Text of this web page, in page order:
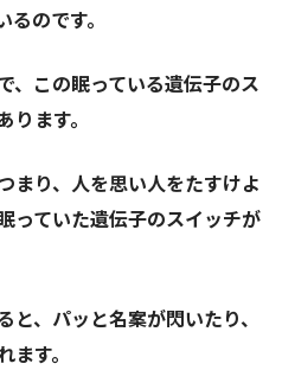
のです。
、この眠っている遺伝子のス
ます。
り、人を思い人をたすけよ
っていた遺伝子のスイッチが
、パッと名案が閃いたり、
す。